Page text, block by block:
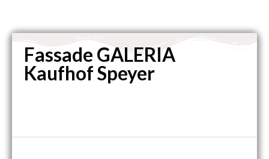
Fassade GALERIA
Kaufhof Speyer